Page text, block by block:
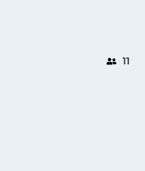
11